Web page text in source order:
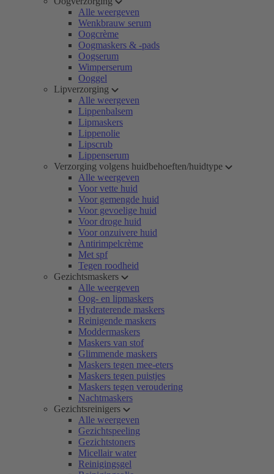
Alle weergeven
Wenkbrauw serum
Oogcrème
Oogmaskers & -pads
Oogserum
Wimperserum
Ooggel
Lipverzorging
Alle weergeven
Lippenbalsem
Lipmaskers
Lippenolie
Lipscrub
Lippenserum
Verzorging volgens huidbehoeften/huidtype
Alle weergeven
Voor vette huid
Voor gemengde huid
Voor gevoelige huid
Voor droge huid
Voor onzuivere huid
Antirimpelcrème
Met spf
Tegen roodheid
Gezichtsmaskers
Alle weergeven
Oog- en lipmaskers
Hydraterende maskers
Reinigende maskers
Moddermaskers
Maskers van stof
Glimmende maskers
Maskers tegen mee-eters
Maskers tegen puistjes
Maskers tegen veroudering
Nachtmaskers
Gezichtsreinigers
Alle weergeven
Gezichtspeeling
Gezichtstoners
Micellair water
Reinigingsgel